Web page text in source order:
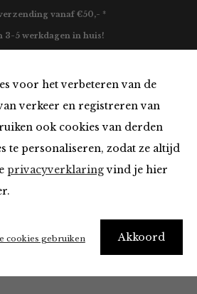
voor het verbeteren van de
verkeer en registreren van
ook cookies van derden
te personaliseren, zodat ze altijd
privacyverklaringvind je hier
Akkoord
cookies gebruiken
vanaf €50,- *
3-5 werkdagen in huis!
in het blauw
Blazers & Jassen